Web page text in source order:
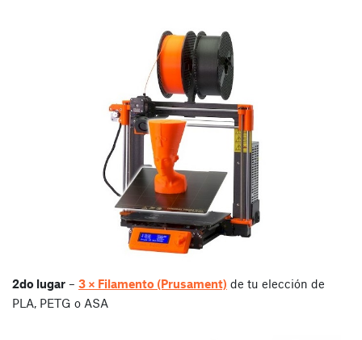
2do lugar – 3 × Filamento (Prusament) de tu elección de
PLA, PETG o ASA